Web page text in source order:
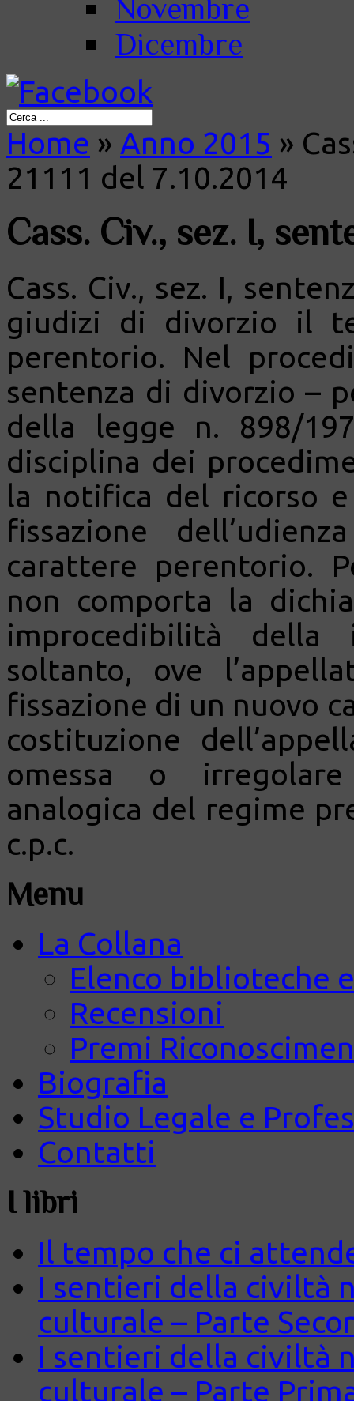
Novembre
Dicembre
Home » Anno 2015 »
21111 del 7.10.2014
Cass. Civ., sez. I,
Cass. Civ., sez. I,
giudizi di divorzio il
perentorio. Nel
sentenza di divorzio –
della legge n. 898/
disciplina dei
la notifica del ricorso
fissazione
carattere perentorio.
non comporta la
improcedibilità della
soltanto, ove
fissazione di un nuovo
costituzione
omessa o
analogica del regime
c.p.c.
Menu
La Collana
Elenco biblioteche
Recensioni
Premi
Biografia
Studio Legale e
Contatti
I libri
Il tempo che ci
I sentieri della civiltà
culturale – Parte
I sentieri della civiltà
culturale – Parte